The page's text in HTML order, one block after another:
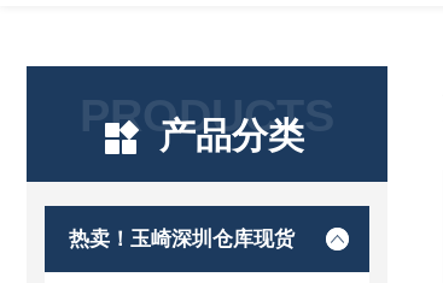
PRODUCTS
产品分类
热卖！玉崎深圳仓库现货